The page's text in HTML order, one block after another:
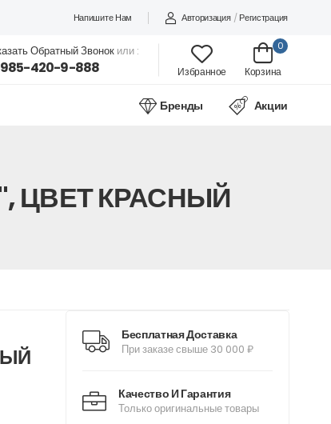
Напишите Нам Авторизация / Регистрация
Обратный Звонок или :
420-9-888 Избранное
0
Корзина
Бренды Акции
ЦВЕТ КРАСНЫЙ
Бесплатная Доставка
При заказе свыше 30 000 ₽
Качество И Гарантия
Только оригинальные товары